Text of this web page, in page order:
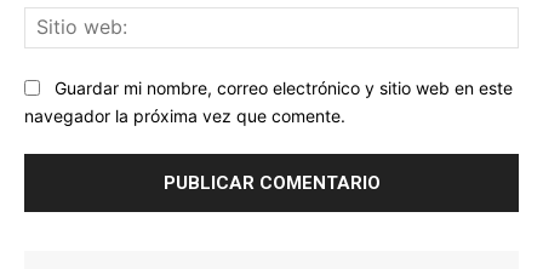
Guardar mi nombre, correo electrónico y sitio web en este
navegador la próxima vez que comente.